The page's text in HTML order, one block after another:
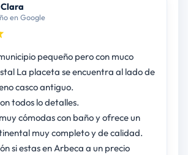
en Google
pequeño pero con muco
La placeta se encuentra al lado de
casco antiguo.
todos lo detalles.
cómodas con baño y ofrece un
muy completo y de calidad.
si estas en Arbeca a un precio